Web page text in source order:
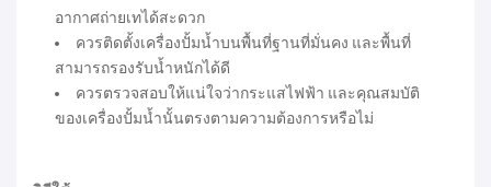
อากาศถ่ายเทได้สะดวก
ควรติดตั้งเครื่องปั้มน้ำบนพื้นที่ฐานที่มั่นคง และพื้นที่
สามารถรองรับน้ำหนักได้ดี
ควรตรวจสอบให้แน่ใจว่ากระแสไฟฟ้า และคุณสมบัติ
ของเครื่องปั้มน้ำนั้นตรงตามความต้องการหรือไม่